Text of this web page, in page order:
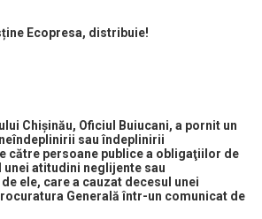
Ecopresa, distribuie!
Chişinău, Oficiul Buiucani, a pornit un
sau îndeplinirii
către persoane publice a obligaţiilor de
atitudini neglijente sau
ele, care a cauzat decesul unei
Generală într-un comunicat de